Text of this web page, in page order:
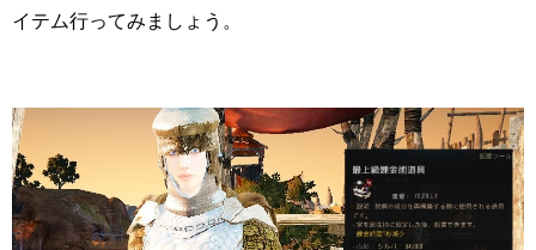
イテム行ってみましょう。